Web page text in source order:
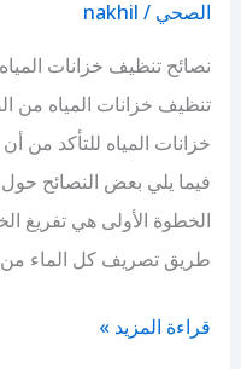
الصحي /
nakhil
تنظيف خزانات المياه من
خزانات المياه للتأكد من أن
فيما يلي بعض النصائح
الخطوة الأولى هي تفريغ
طريق تصريف كل الماء
نصائح
قراءة المزيد »